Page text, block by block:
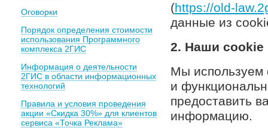
Оговорки
Порядок определения стоимости
использования Программного
комплекса 2ГИС
Информация о деятельности
2ГИС в области информационных
технологий
Правила и условия проведения
акции «Скидка 30%» для клиентов
сервиса «Точка Реклама»
(https://old-
данные из
2. Наши cookie
Мы используем
и
предоставить
информацию.